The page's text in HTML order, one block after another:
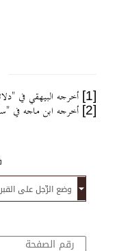
[1] أخرجه البيهقي في "دلائل
[2] أخرجه ابن ماجه في "سننه"، ٢/